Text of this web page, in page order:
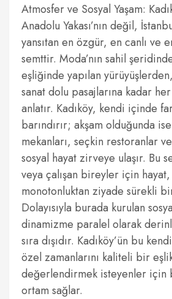
Atmosfer ve Sosyal Yaşam:
Anadolu Yakası’nın değil,
yansıtan en özgür, en canlı ve
semttir. Moda’nın sahil
eşliğinde yapılan
sanat dolu pasajlarına kadar
anlatır. Kadıköy, kendi içinde
barındırır; akşam olduğunda
mekanları, seçkin restoranlar
sosyal hayat zirveye ulaşır. Bu
veya çalışan bireyler için
monotonluktan ziyade sürekli
Dolayısıyla burada kurulan
dinamizme paralel olarak
sıra dışıdır. Kadıköy’ün bu
özel zamanlarını kaliteli bir
değerlendirmek isteyenler için
ortam sağlar.